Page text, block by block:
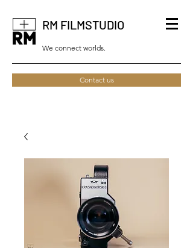
RM FILMSTUDIO
We connect worlds.
Contact us